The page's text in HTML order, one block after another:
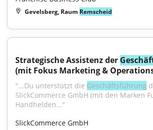
Gevelsberg, Raum Remscheid
Strategische Assistenz der
(mit Fokus Marketing &
"...Du unterstützt die Geschäftsführung
SlickCommerce GmbH (mit den Marken
Handhelden..."
SlickCommerce GmbH